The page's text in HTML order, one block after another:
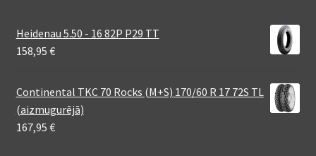
Heidenau 5.50 - 16 82P P29 TT
158,95 €
Continental TKC 70 Rocks (M+S) 170/60 R 17 72S TL
(aizmugurējā)
167,95 €